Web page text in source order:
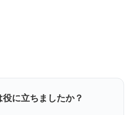
役に立ちましたか？